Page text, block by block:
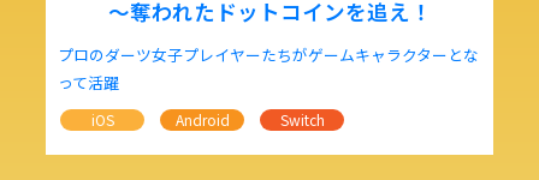
～奪われたドットコインを追え！
プロのダーツ女子プレイヤーたちがゲームキャラクターとな
って活躍
iOS Android Switch